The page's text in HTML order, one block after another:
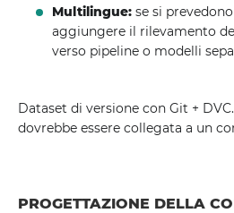
Multilingue: se si
aggiungere il rilevamento
verso pipeline o modelli
Dataset di versione con Git +
dovrebbe essere collegata a un
PROGETTAZIONE DELLA